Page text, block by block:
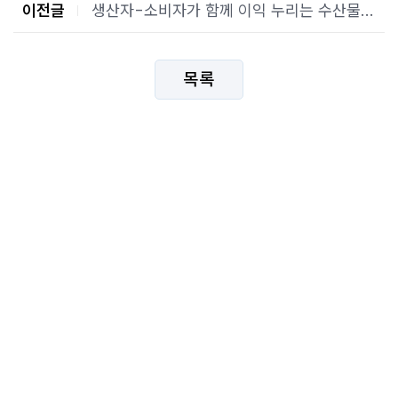
이전글 생산자-소비자가 함께 이익 누리는 수산물 유통 “새 틀” 짠다
목록